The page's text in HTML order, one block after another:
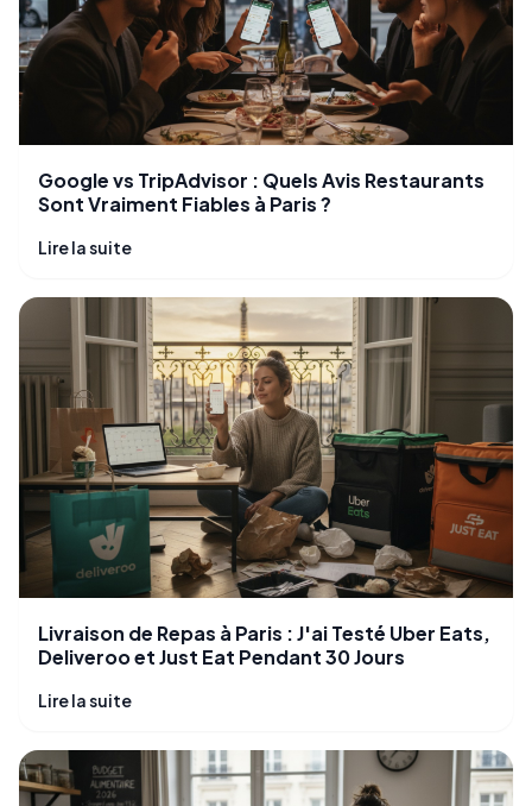
Google vs TripAdvisor : Quels Avis Restaurants
Sont Vraiment Fiables à Paris ?
Lire la suite
Livraison de Repas à Paris : J'ai Testé Uber Eats,
Deliveroo et Just Eat Pendant 30 Jours
Lire la suite